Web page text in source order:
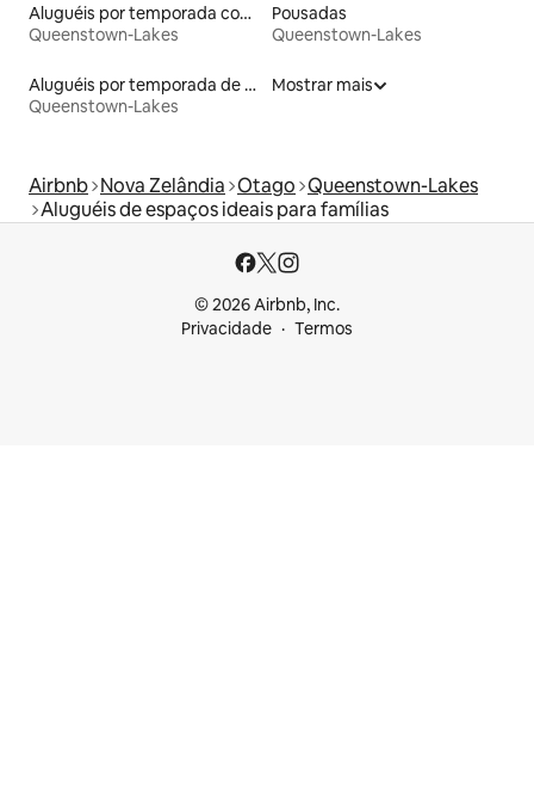
Aluguéis por temporada com acesso à praia
Queenstown-Lakes
Pousadas
Queenstown-Lakes
Aluguéis por temporada de acomodações de luxo
Queenstown-Lakes
Mostrar mais
Airbnb Nova Zelândia Otago Queenstown-Lakes
Aluguéis de espaços ideais para famílias
© 2026 Airbnb, Inc.
Privacidade
Termos